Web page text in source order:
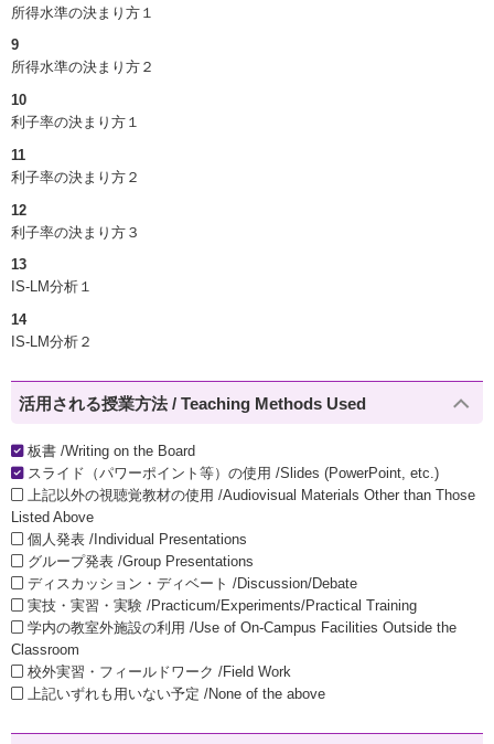
所得水準の決まり方１
9
所得水準の決まり方２
10
利子率の決まり方１
11
利子率の決まり方２
12
利子率の決まり方３
13
IS-LM分析１
14
IS-LM分析２
活用される授業方法 / Teaching Methods Used
板書 /Writing on the Board
スライド（パワーポイント等）の使用 /Slides (PowerPoint, etc.)
上記以外の視聴覚教材の使用 /Audiovisual Materials Other than Those
Listed Above
個人発表 /Individual Presentations
グループ発表 /Group Presentations
ディスカッション・ディベート /Discussion/Debate
実技・実習・実験 /Practicum/Experiments/Practical Training
学内の教室外施設の利用 /Use of On-Campus Facilities Outside the
Classroom
校外実習・フィールドワーク /Field Work
上記いずれも用いない予定 /None of the above